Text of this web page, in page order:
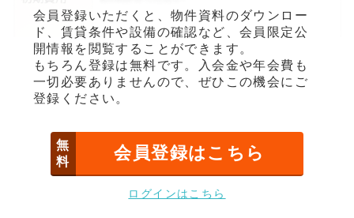
会員登録いただくと、物件資料のダウンロー
ド、賃貸条件や設備の確認など、会員限定公
開情報を閲覧することができます。
もちろん登録は無料です。入会金や年会費も
一切必要ありませんので、ぜひこの機会にご
登録ください。
無
料
会員登録はこちら
ログインはこちら